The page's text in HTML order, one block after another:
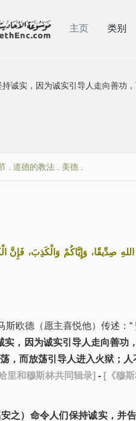
主页 类别
持诚实，因为诚实引导人走向善功
. 道德的教法 . 美德 .
صِدِّيقًا، وَإِيَّاكُمْ وَالْكَذِبَ، فَإِنَّ
斯欧德（愿主喜悦他）传述：
实，因为诚实引导人走向善
，而放荡引导人进入火狱；
里和穆斯林共同辑录] - [《穆
之）命令人们保持诚实，并